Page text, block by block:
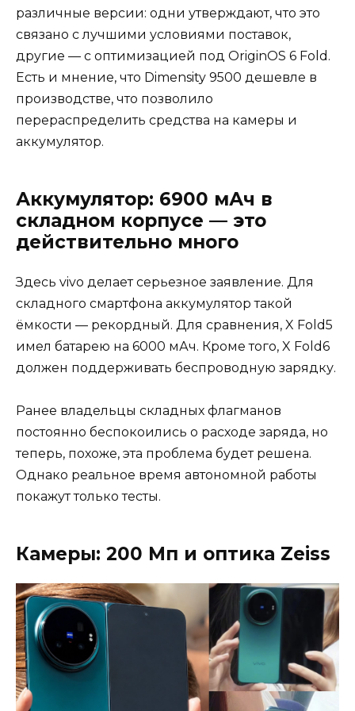
различные версии: одни утверждают, что это
связано с лучшими условиями поставок,
другие — с оптимизацией под OriginOS 6 Fold.
Есть и мнение, что Dimensity 9500 дешевле в
производстве, что позволило
перераспределить средства на камеры и
аккумулятор.
Аккумулятор: 6900 мАч в
складном корпусе — это
действительно много
Здесь vivo делает серьезное заявление. Для
складного смартфона аккумулятор такой
ёмкости — рекордный. Для сравнения, X Fold5
имел батарею на 6000 мАч. Кроме того, X Fold6
должен поддерживать беспроводную зарядку.
Ранее владельцы складных флагманов
постоянно беспокоились о расходе заряда, но
теперь, похоже, эта проблема будет решена.
Однако реальное время автономной работы
покажут только тесты.
Камеры: 200 Мп и оптика Zeiss